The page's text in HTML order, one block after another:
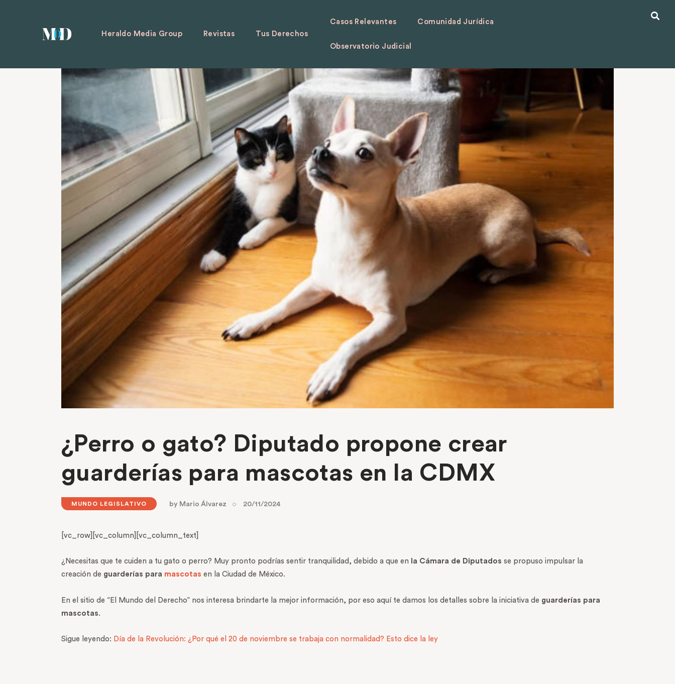
Heraldo Media Group Revistas Tus Derechos
Casos Relevantes Comunidad Jurídica
Observatorio Judicial
¿Perro o gato? Diputado propone crear
guarderías para mascotas en la CDMX
MUNDO LEGISLATIVO by Mario Álvarez 20/11/2024
[vc_row][vc_column][vc_column_text]
¿Necesitas que te cuiden a tu gato o perro? Muy pronto podrías sentir tranquilidad, debido a que en la Cámara de Diputados se propuso impulsar la
creación de guarderías para mascotas en la Ciudad de México.
En el sitio de “El Mundo del Derecho” nos interesa brindarte la mejor información, por eso aquí te damos los detalles sobre la iniciativa de guarderías para
mascotas.
Sigue leyendo: Día de la Revolución: ¿Por qué el 20 de noviembre se trabaja con normalidad? Esto dice la ley